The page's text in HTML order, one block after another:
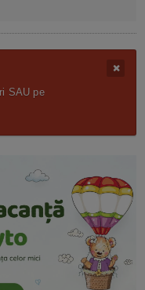
SAU pe